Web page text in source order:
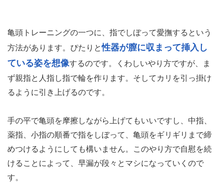
亀頭トレーニングの一つに、指でしぼって愛撫するという
方法があります。ぴたりと性器が膣に収まって挿入し
ている姿を想像するのです。くわしいやり方ですが、ま
ず親指と人指し指で輪を作ります。そしてカリを引っ掛け
るように引き上げるのです。
手の平で亀頭を摩擦しながら上げてもいいですし、中指、
薬指、小指の順番で指をしぼって、亀頭をギリギリまで締
めつけるようにしても構いません。このやり方で自慰を続
けることによって、早漏が段々とマシになっていくので
す。